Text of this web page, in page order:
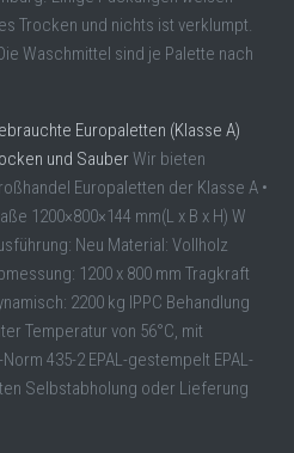
Trocken und nichts ist verklumpt.
Waschmittel sind je Palette nach
Europaletten (Klasse A)
und SauberWir bieten
Europaletten der Klasse A •
1200×800×144 mm(L x B x H) W
Neu Material: Vollholz
1200 x 800 mm Tragkraft
2200 kg IPPC Behandlung
Temperatur von 56°C, mit
435-2 EPAL-gestempelt EPAL-
Selbstabholung oder Lieferung